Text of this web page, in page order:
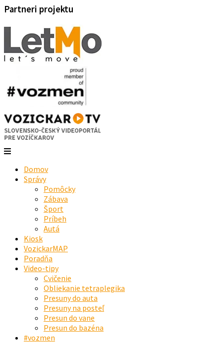
Partneri projektu
Domov
Správy
Pomôcky
Zábava
Šport
Príbeh
Autá
Kiosk
VozickarMAP
Poradňa
Video-tipy
Cvičenie
Obliekanie tetraplegika
Presuny do auta
Presuny na posteľ
Presun do vane
Presun do bazéna
#vozmen